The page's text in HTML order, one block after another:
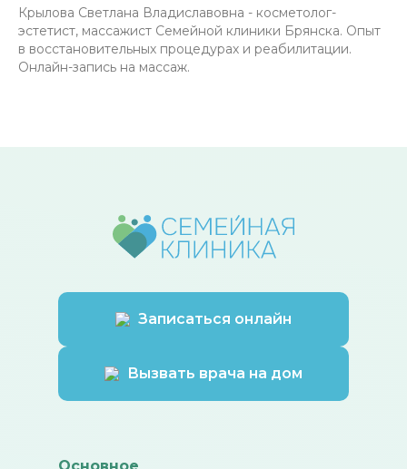
Крылова Светлана Владиславовна - косметолог-
эстетист, массажист Семейной клиники Брянска. Опыт
в восстановительных процедурах и реабилитации.
Онлайн-запись на массаж.
Записаться онлайн
Вызвать врача на дом